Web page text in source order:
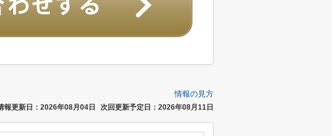
情報の見方
報更新日：2026年08月04日 次回更新予定日：2026年08月11日